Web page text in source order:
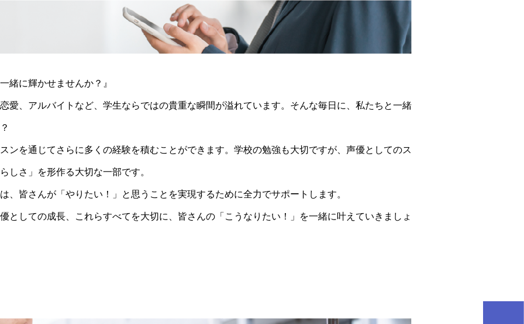
緒に輝かせませんか？』
愛、アルバイトなど、学生ならではの貴重な瞬間が溢れています。そんな毎日に、私たちと一緒
ンを通じてさらに多くの経験を積むことができます。学校の勉強も大切ですが、声優としてのス
しさ」を形作る大切な一部です。
、皆さんが「やりたい！」と思うことを実現するために全力でサポートします。
としての成長、これらすべてを大切に、皆さんの「こうなりたい！」を一緒に叶えていきましょ